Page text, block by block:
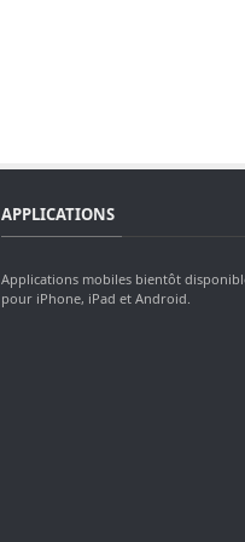
APPLICATIONS
Applications mobiles bientôt
pour iPhone, iPad et Android.